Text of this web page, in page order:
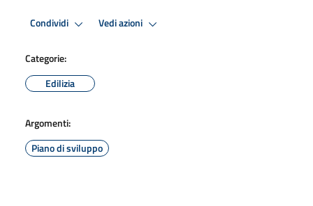
Condividi Vedi azioni
Categorie:
Edilizia
Argomenti:
Piano di sviluppo